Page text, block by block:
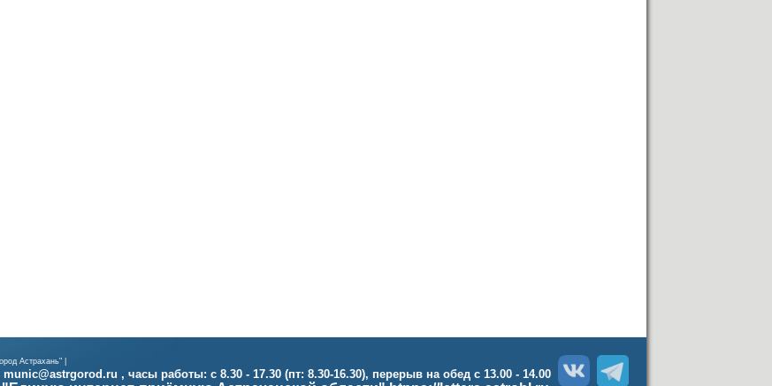
Астрахань" |
, часы работы: с 8.30 - 17.30 (пт: 8.30-16.30), перерыв на обед с 13.00 - 14.00